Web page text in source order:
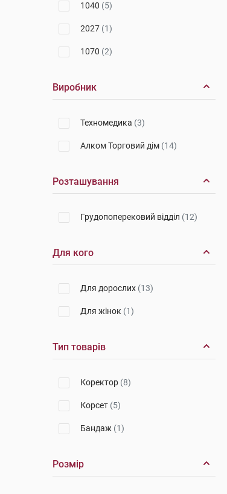
1040 (5)
2027 (1)
1070 (2)
Виробник
Техномедика (3)
Алком Торговий дім (14)
Розташування
Грудопоперековий відділ (12)
Для кого
Для дорослих (13)
Для жінок (1)
Тип товарів
Коректор (8)
Корсет (5)
Бандаж (1)
Розмір